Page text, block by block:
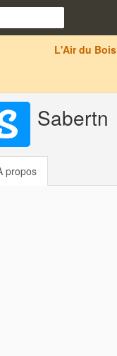
L'Air du Bois
Sabertn
propos